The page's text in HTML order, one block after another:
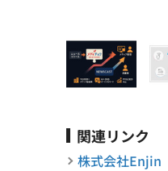
関連リンク
株式会社Enjin